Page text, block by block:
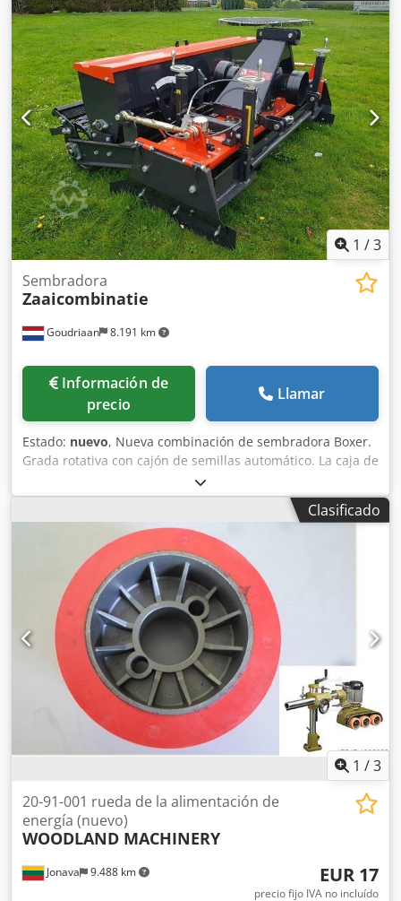
1 /3
Goudriaan 8.191 km
Sembradora
Zaaicombinatie
Información de
precio
Llamar
Estado: nuevo, Nueva combinación de sembradora Boxer.
Grada rotativa con cajón de semillas automático. La caja de
semillas es accionada por el rodillo de jaula situado en la
parte trasera de la máquina. Profundidad de trabajo 10 a
15 cm. Ancho de trabajo de 145 a 200 cm. Condición:
Nuevo Dcsdpfx Ajx I Hcbeh Hjk
Clasificado
1 /3
Jonava 9.488 km
20-91-001 rueda de la alimentación de
energía (nuevo)
WOODLAND MACHINERY
EUR 17
precio fijo IVA no incluído